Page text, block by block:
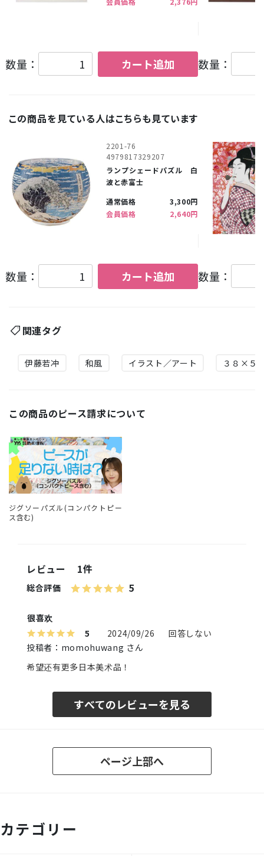
数量： カート追加 数量：
この商品を見ている人はこちらも見ています
2201-76
4979817329207
ランプシェードパズル 白
波と赤富士
通常価格
3,300円
会員価格
2,640円
数量： カート追加 数量：
関連タグ
伊藤若冲 和風 イラスト／アート ３８×５
この商品のピース請求について
ジグソーパズル(コンパクトピー
ス含む)
レビュー 1件
総合評価 5
很喜欢
5
2024/09/26
回答しない
投稿者：momohuwang さん
希望还有更多日本美术品！
すべてのレビューを見る
ページ上部へ
カテゴリー